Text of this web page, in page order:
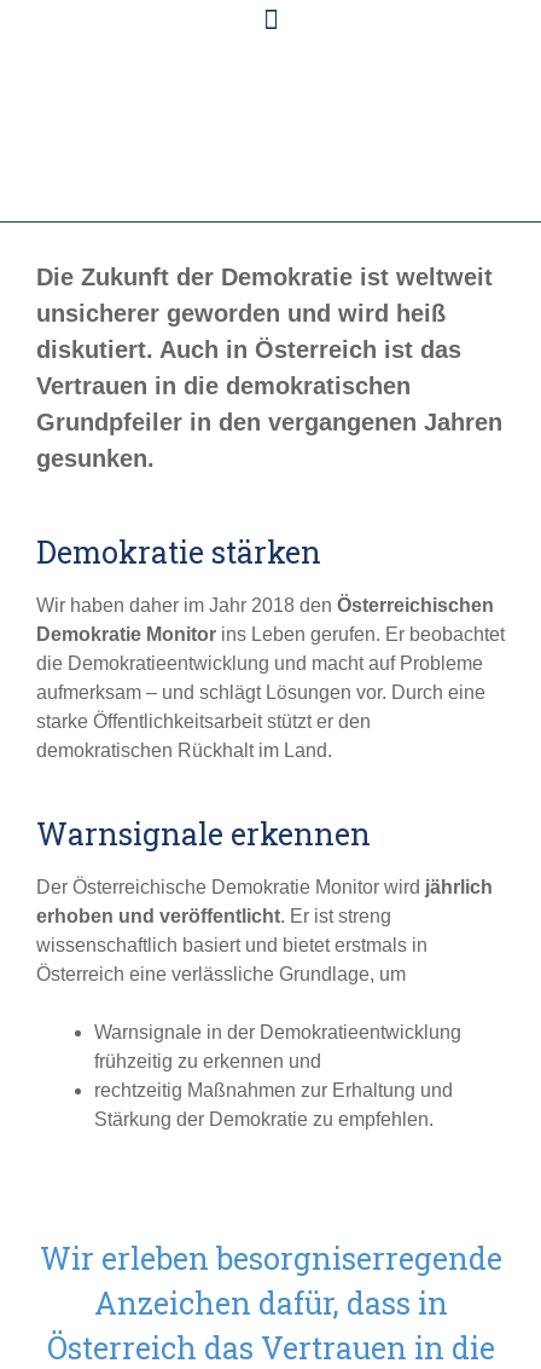
Die Zukunft der Demokratie ist weltweit
unsicherer geworden und wird heiß
diskutiert. Auch in Österreich ist das
Vertrauen in die demokratischen
Grundpfeiler in den vergangenen Jahren
gesunken.
Demokratie stärken
Wir haben daher im Jahr 2018 den Österreichischen
Demokratie Monitor ins Leben gerufen. Er beobachtet
die Demokratieentwicklung und macht auf Probleme
aufmerksam – und schlägt Lösungen vor. Durch eine
starke Öffentlichkeitsarbeit stützt er den
demokratischen Rückhalt im Land.
Warnsignale erkennen
Der Österreichische Demokratie Monitor wird jährlich
erhoben und veröffentlicht. Er ist streng
wissenschaftlich basiert und bietet erstmals in
Österreich eine verlässliche Grundlage, um
Warnsignale in der Demokratieentwicklung
frühzeitig zu erkennen und
rechtzeitig Maßnahmen zur Erhaltung und
Stärkung der Demokratie zu empfehlen.
Wir erleben besorgniserregende
Anzeichen dafür, dass in
Österreich das Vertrauen in die